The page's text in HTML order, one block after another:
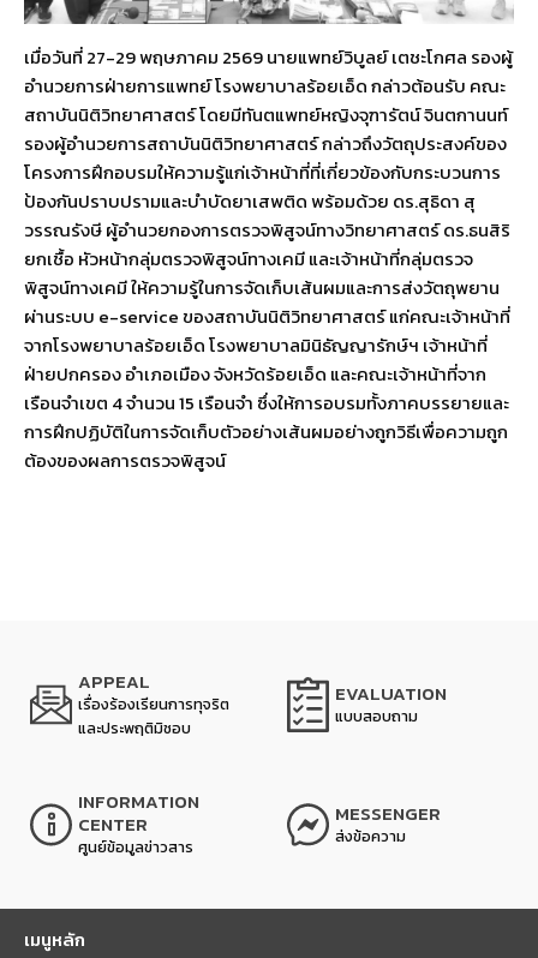
เมื่อวันที่ 27-29 พฤษภาคม 2569 นายแพทย์วิบูลย์ เตชะโกศล รองผู้
อำนวยการฝ่ายการแพทย์ โรงพยาบาลร้อยเอ็ด กล่าวต้อนรับ คณะ
สถาบันนิติวิทยาศาสตร์ โดยมีทันตแพทย์หญิงจุฑารัตน์ จินตกานนท์
รองผู้อํานวยการสถาบันนิติวิทยาศาสตร์ กล่าวถึงวัตถุประสงค์ของ
โครงการฝึกอบรมให้ความรู้แก่เจ้าหน้าที่ที่เกี่ยวข้องกับกระบวนการ
ป้องกันปราบปรามและบำบัดยาเสพติด พร้อมด้วย ดร.สุธิดา สุ
วรรณรังษี ผู้อํานวยกองการตรวจพิสูจน์ทางวิทยาศาสตร์ ดร.ธนสิริ
ยกเชื้อ หัวหน้ากลุ่มตรวจพิสูจน์ทางเคมี และเจ้าหน้าที่กลุ่มตรวจ
พิสูจน์ทางเคมี ให้ความรู้ในการจัดเก็บเส้นผมและการส่งวัตถุพยาน
ผ่านระบบ e-service ของสถาบันนิติวิทยาศาสตร์ แก่คณะเจ้าหน้าที่
จากโรงพยาบาลร้อยเอ็ด โรงพยาบาลมินิธัญญารักษ์ฯ เจ้าหน้าที่
ฝ่ายปกครอง อำเภอเมือง จังหวัดร้อยเอ็ด และคณะเจ้าหน้าที่จาก
เรือนจําเขต 4 จํานวน 15 เรือนจํา ซึ่งให้การอบรมทั้งภาคบรรยายและ
การฝึกปฏิบัติในการจัดเก็บตัวอย่างเส้นผมอย่างถูกวิธีเพื่อความถูก
ต้องของผลการตรวจพิสูจน์
APPEAL
เรื่องร้องเรียนการทุจริต
และประพฤติมิชอบ
EVALUATION
แบบสอบถาม
INFORMATION
CENTER
ศูนย์ข้อมูลข่าวสาร
MESSENGER
ส่งข้อความ
เมนูหลัก